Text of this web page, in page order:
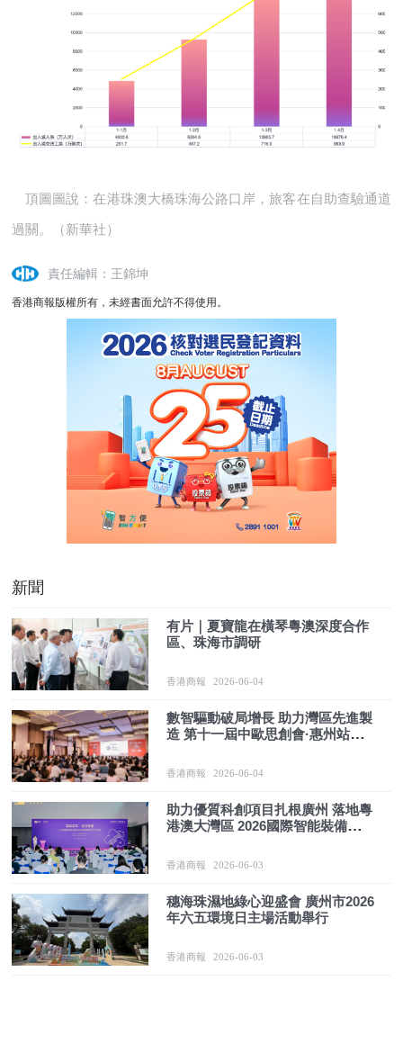
頂圖圖說：在港珠澳大橋珠海公路口岸，旅客在自助查驗通道
過關。（新華社）
責任編輯：王錦坤
香港商報版權所有，未經書面允許不得使用。
新聞
有片｜夏寶龍在橫琴粵澳深度合作
區、珠海市調研
香港商報 2026-06-04
數智驅動破局增長 助力灣區先進製
造 第十一屆中歐思創會·惠州站成
香港商報 2026-06-04
助力優質科創項目扎根廣州 落地粵
港澳大灣區 2026國際智能裝備技術
香港商報 2026-06-03
穗海珠濕地綠心迎盛會 廣州市2026
年六五環境日主場活動舉行
香港商報 2026-06-03